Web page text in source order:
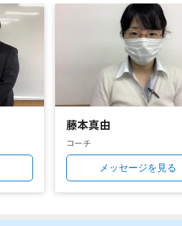
藤本真由
コーチ
メッセージを見る